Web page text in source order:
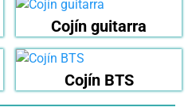
Cojín guitarra
Cojín BTS